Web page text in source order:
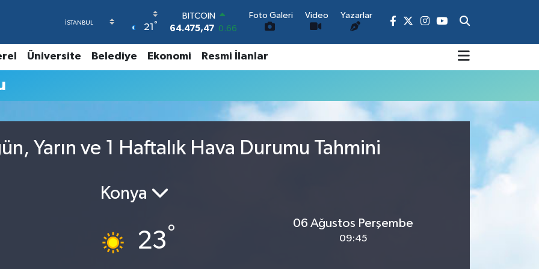
21 °
BITCOIN
64.475,47 0.66
47,5971
0.05
BİST100
13.703 0
Foto Galeri Video Yazarlar
Üniversite Belediye Ekonomi Resmi İlanlar
Yarın ve 1 Haftalık Hava Durumu Tahmini
Konya
23°
06 Ağustos Perşembe
09:45